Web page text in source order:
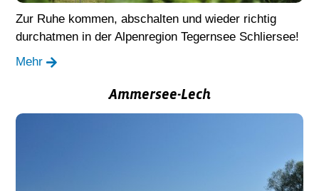
Zur Ruhe kommen, abschalten und wieder richtig
durchatmen in der Alpenregion Tegernsee Schliersee!
Mehr
Ammersee-Lech